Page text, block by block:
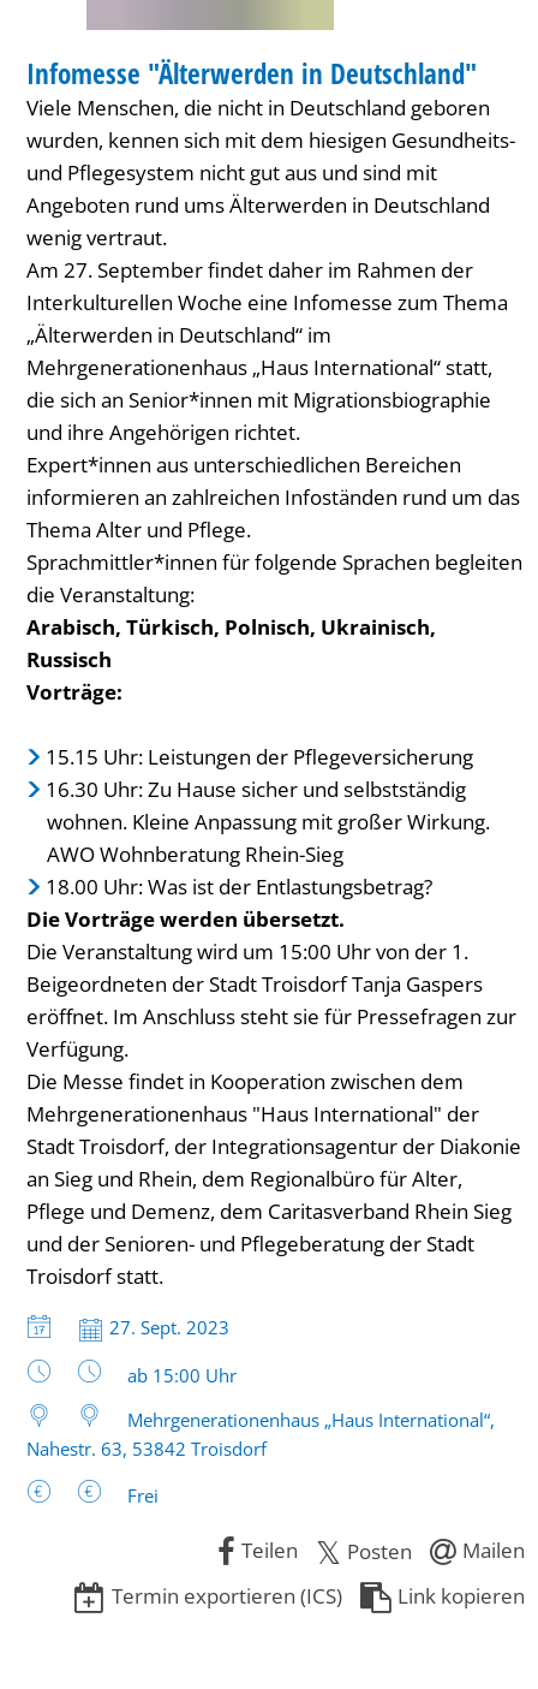
KATEGORIE: SENIOREN
Infomesse "Älterwerden in Deutschland"
Viele Menschen, die nicht in Deutschland geboren
wurden, kennen sich mit dem hiesigen Gesundheits-
und Pflegesystem nicht gut aus und sind mit
Angeboten rund ums Älterwerden in Deutschland
wenig vertraut.
Am 27. September findet daher im Rahmen der
Interkulturellen Woche eine Infomesse zum Thema
„Älterwerden in Deutschland“ im
Mehrgenerationenhaus „Haus International“ statt,
die sich an Senior*innen mit Migrationsbiographie
und ihre Angehörigen richtet.
Expert*innen aus unterschiedlichen Bereichen
informieren an zahlreichen Infoständen rund um das
Thema Alter und Pflege.
Sprachmittler*innen für folgende Sprachen begleiten
die Veranstaltung:
Arabisch, Türkisch, Polnisch, Ukrainisch,
Russisch
Vorträge:
15.15 Uhr: Leistungen der Pflegeversicherung
16.30 Uhr: Zu Hause sicher und selbstständig
wohnen. Kleine Anpassung mit großer Wirkung.
AWO Wohnberatung Rhein-Sieg
18.00 Uhr: Was ist der Entlastungsbetrag?
Die Vorträge werden übersetzt.
Die Veranstaltung wird um 15:00 Uhr von der 1.
Beigeordneten der Stadt Troisdorf Tanja Gaspers
eröffnet. Im Anschluss steht sie für Pressefragen zur
Verfügung.
Die Messe findet in Kooperation zwischen dem
Mehrgenerationenhaus "Haus International" der
Stadt Troisdorf, der Integrationsagentur der Diakonie
an Sieg und Rhein, dem Regionalbüro für Alter,
Pflege und Demenz, dem Caritasverband Rhein Sieg
und der Senioren- und Pflegeberatung der Stadt
Troisdorf statt.
Datum:
27. Sept. 2023
Uhrzeit:
ab 15:00 Uhr
Mehrgenerationenhaus „Haus International“,
Nahestr. 63, 53842 Troisdorf
Frei
Teilen Posten
Mailen
Termin exportieren (ICS)
Link kopieren